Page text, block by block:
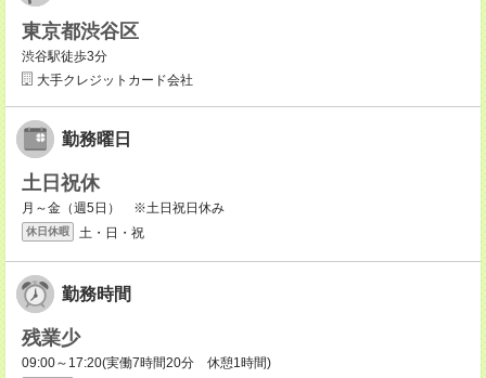
東京都渋谷区
渋谷駅徒歩3分
大手クレジットカード会社
勤務曜日
土日祝休
月～金（週5日） ※土日祝日休み
休日休暇 土・日・祝
勤務時間
残業少
09:00～17:20(実働7時間20分 休憩1時間)